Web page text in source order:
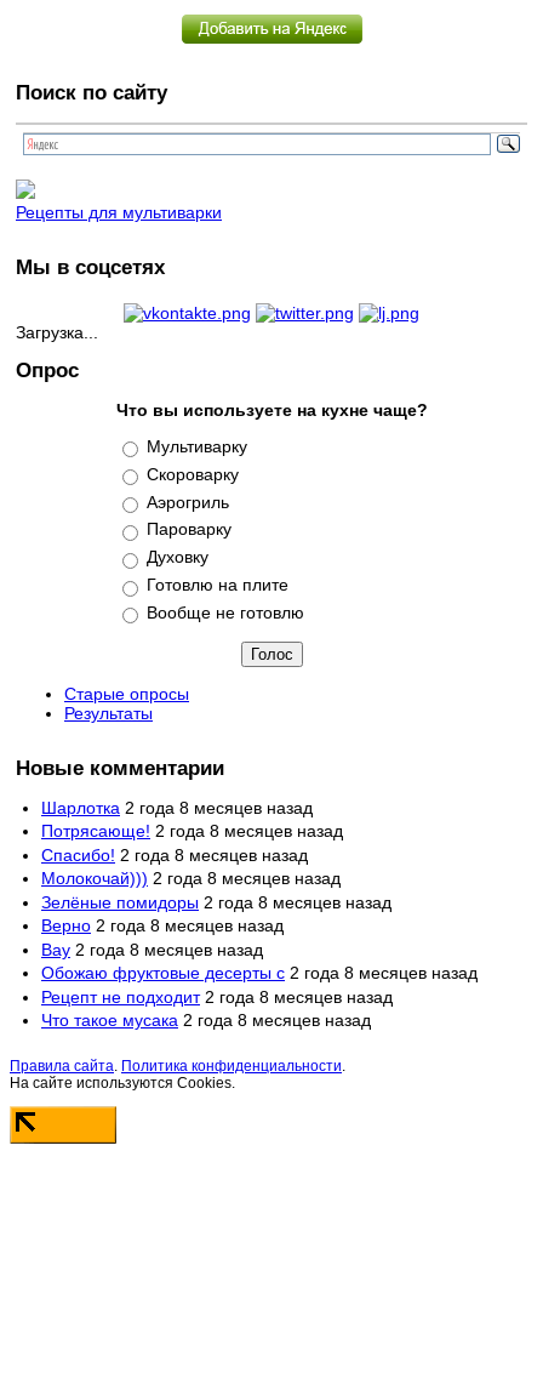
Поиск по сайту
Рецепты для мультиварки
Мы в соцсетях
Загрузка...
Опрос
Что вы используете на кухне чаще?
Варианты
Мультиварку
Скороварку
Аэрогриль
Пароварку
Духовку
Готовлю на плите
Вообще не готовлю
Старые опросы
Результаты
Новые комментарии
Шарлотка 2 года 8 месяцев назад
Потрясающе! 2 года 8 месяцев назад
Спасибо! 2 года 8 месяцев назад
Молокочай))) 2 года 8 месяцев назад
Зелёные помидоры 2 года 8 месяцев назад
Верно 2 года 8 месяцев назад
Вау 2 года 8 месяцев назад
Обожаю фруктовые десерты с 2 года 8 месяцев назад
Рецепт не подходит 2 года 8 месяцев назад
Что такое мусака 2 года 8 месяцев назад
Правила сайта. Политика конфиденциальности.
На сайте используются Cookies.